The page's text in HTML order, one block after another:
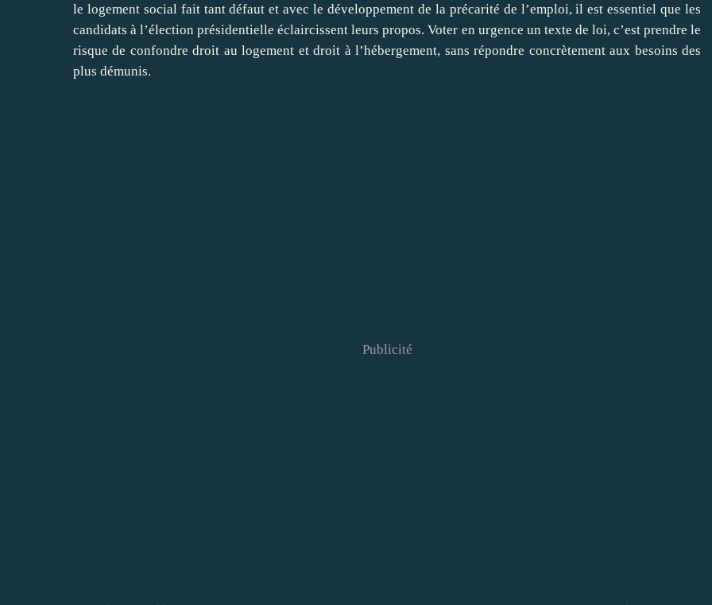
le logement social fait tant défaut et avec le développement de la précarité de l’emploi, il est essentiel que les
candidats à l’élection présidentielle éclaircissent leurs propos. Voter en urgence un texte de loi, c’est prendre le
risque de confondre droit au logement et droit à l’hébergement, sans répondre concrètement aux besoins des
plus démunis.
Publicité